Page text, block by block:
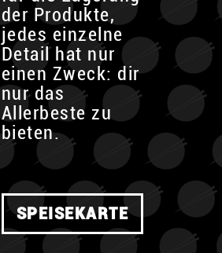
der Produkte,
jedes einzelne
Detail hat nur
einen Zweck: dir
nur das
Allerbeste zu
bieten.
SPEISEKARTE